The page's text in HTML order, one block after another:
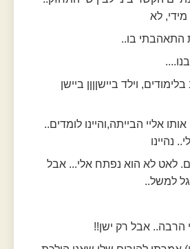
מידי, לא
התאהבתי בו..
וילד ביישןןןן ביישן
אליי הבייתה,והיינו לומדים..
נהיינו
לאט לא הוא נפתח אלי... אבל
למשל..
הרבה.. אבל רק ישן!!